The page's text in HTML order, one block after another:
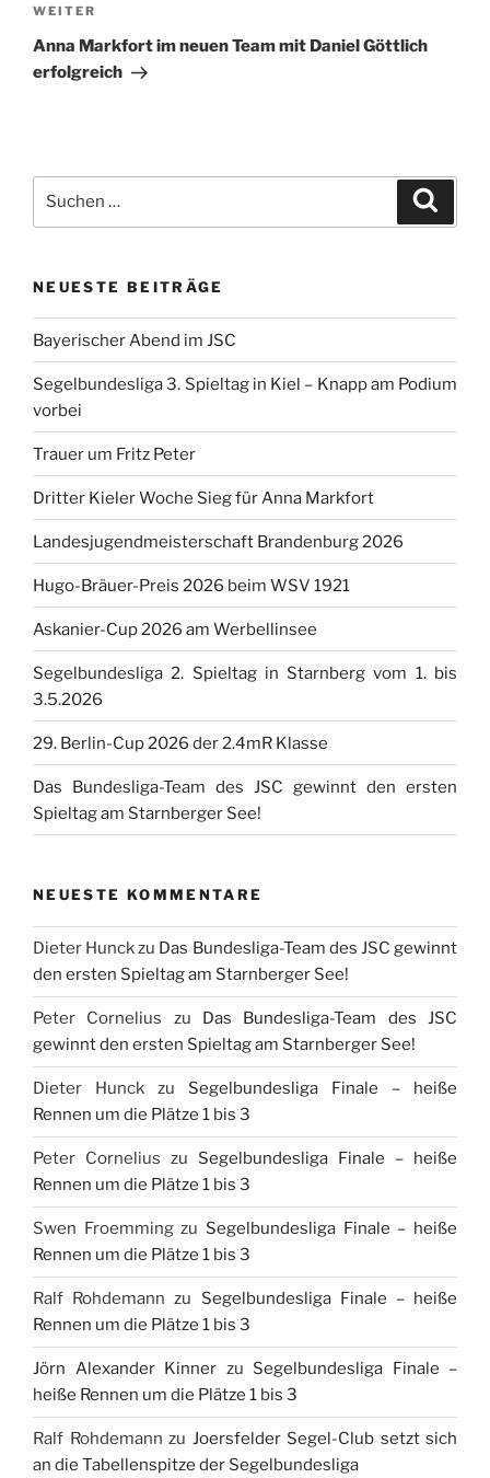
Nächster
Beitrag
WEITER
Anna Markfort im neuen Team mit Daniel Göttlich
erfolgreich
nach:
NEUESTE BEITRÄGE
Bayerischer Abend im JSC
Segelbundesliga 3. Spieltag in Kiel – Knapp am Podium
vorbei
Trauer um Fritz Peter
Dritter Kieler Woche Sieg für Anna Markfort
Landesjugendmeisterschaft Brandenburg 2026
Hugo-Bräuer-Preis 2026 beim WSV 1921
Askanier-Cup 2026 am Werbellinsee
Segelbundesliga 2. Spieltag in Starnberg vom 1. bis
3.5.2026
29. Berlin-Cup 2026 der 2.4mR Klasse
Das Bundesliga-Team des JSC gewinnt den ersten
Spieltag am Starnberger See!
NEUESTE KOMMENTARE
Dieter Hunckzu Das Bundesliga-Team des JSC gewinnt
den ersten Spieltag am Starnberger See!
Peter Cornelius zu Das Bundesliga-Team des JSC
gewinnt den ersten Spieltag am Starnberger See!
Dieter Hunck zu Segelbundesliga Finale – heiße
Rennen um die Plätze 1 bis 3
Peter Cornelius zu Segelbundesliga Finale – heiße
Rennen um die Plätze 1 bis 3
Swen Froemmingzu Segelbundesliga Finale – heiße
Rennen um die Plätze 1 bis 3
Ralf Rohdemann zu Segelbundesliga Finale – heiße
Rennen um die Plätze 1 bis 3
Jörn Alexander Kinner zu Segelbundesliga Finale –
heiße Rennen um die Plätze 1 bis 3
Ralf Rohdemann zu Joersfelder Segel-Club setzt sich
an die Tabellenspitze der Segelbundesliga